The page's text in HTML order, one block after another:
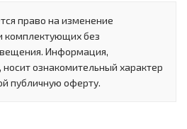
право на изменение
комплектующих без
Информация,
ознакомительный характер
публичную оферту.